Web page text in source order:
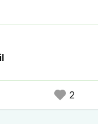
kam erfordert
das T14 G4 AMD
2